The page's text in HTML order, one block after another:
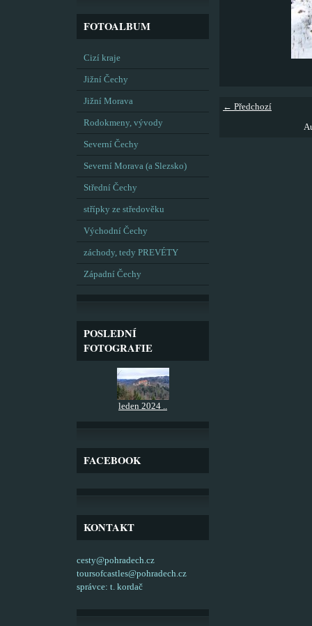
FOTOALBUM
Cizí kraje
Jižní Čechy
Jižní Morava
Rodokmeny, vývody
Severní Čechy
Severní Morava (a Slezsko)
Střední Čechy
střípky ze středověku
Východní Čechy
záchody, tedy PREVÉTY
Západní Čechy
POSLEDNÍ
FOTOGRAFIE
leden 2024 ..
FACEBOOK
KONTAKT
cesty@pohradech.cz
toursofcastles@pohradech.cz
správce: t. kordač
← Předchozí